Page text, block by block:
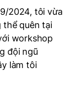
2024, tôi vừa
thể quên tại
workshop
đội ngũ
làm tôi